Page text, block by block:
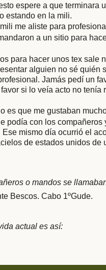
espere a que terminara
estando en la mili.
me aliste para
a un sitio para
para hacer unos tex sale
alguien no sé
Jamás pedí un
si lo veía acto no
es que me gustaban
podía con los
mismo día ocurrió el
de estados unidos
o mandos se
Bescos. Cabo 1ºGude.
actual es así: